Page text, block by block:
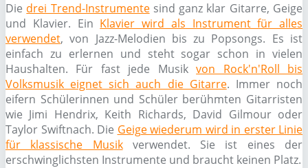
Die drei Trend-Instrumentesind ganz klar Gitarre, Geige
und Klavier. Ein Klavier wird als Instrument für alles
verwendet, von Jazz-Melodien bis zu Popsongs. Es ist
einfach zu erlernen und steht sogar schon in vielen
Haushalten. Für fast jede Musikvon Rock'n'Roll bis
Volksmusik eignet sich auch die Gitarre. Immer noch
eifern Schülerinnen und Schüler berühmten Gitarristen
wie Jimi Hendrix, Keith Richards, David Gilmour oder
Taylor Swiftnach. Die Geige wiederum wird in erster Linie
für klassische Musikverwendet. Sie ist eines der
erschwinglichsten Instrumente und braucht keinen Platz.